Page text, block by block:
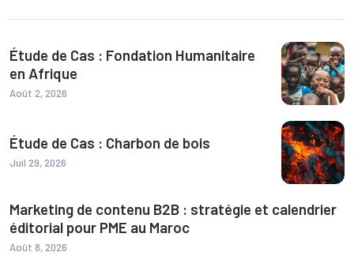
Étude de Cas : Fondation Humanitaire
en Afrique
Août 2, 2026
Étude de Cas : Charbon de bois
Juil 29, 2026
Marketing de contenu B2B : stratégie et calendrier
éditorial pour PME au Maroc
Août 8, 2026